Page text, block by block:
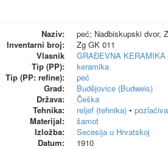
Naziv:
peć; Nadbiskupski dvor,
Inventarni broj:
Zg GK 011
Vlasnik
GRAĐEVNA KERAMIKA
Tip (PP):
keramika
Tip (PP: refine):
peć
Grad:
Budějovice (Budweis)
Država:
Češka
Tehnika:
reljef (tehnika) •
Materijal:
šamot
Izložba:
Secesija u Hrvatskoj
Datum:
1910